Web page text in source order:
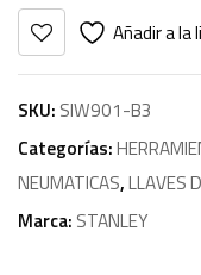
Añadir a la
SKU: SIW901-B3
Categorías:
NEUMATICAS,LLAVES
Marca: STANLEY